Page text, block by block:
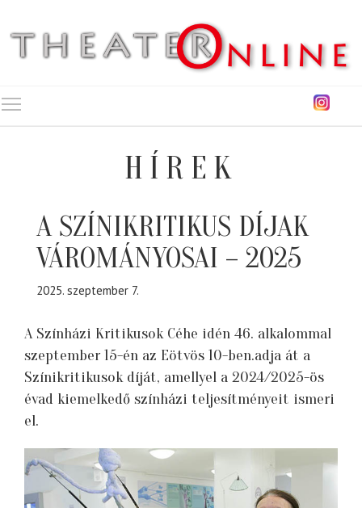
HÍREK
A SZÍNIKRITIKUS DÍJAK
VÁROMÁNYOSAI – 2025
2025. szeptember 7.
A Színházi Kritikusok Céhe idén 46. alkalommal
szeptember 15-én az Eötvös 10-ben.adja át a
Színikritikusok díját, amellyel a 2024/2025-ös
évad kiemelkedő színházi teljesítményeit ismeri
el.